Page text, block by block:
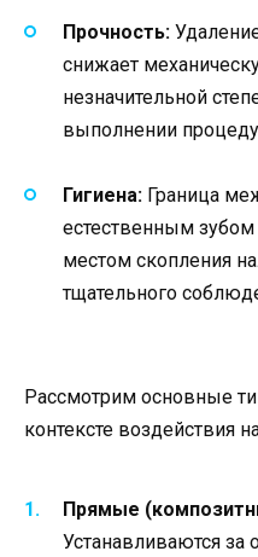
Прочность:
снижает
незначительной
выполнении
Гигиена: Граница
естественным
местом скопления
тщательного
Рассмотрим основные
контексте воздействия
Прямые
Устанавливаются за